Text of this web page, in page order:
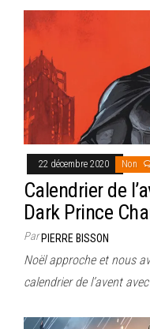
22 décembre 2020 Non
Calendrier de
Dark Prince
ParPIERRE BISSON
Noël approche et nous
calendrier de l’avent